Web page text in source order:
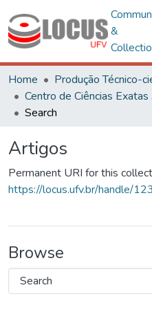
&
Home
Produção Técnico-
Search
Artigos
Permanent URI for this
https://locus.ufv.br/handle/
Browse